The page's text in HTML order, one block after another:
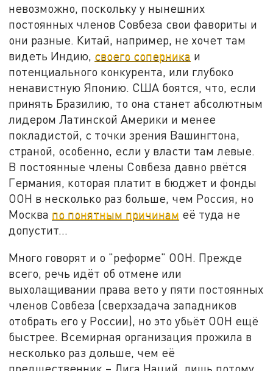
невозможно, поскольку у нынешних
постоянных членов Совбеза свои фавориты и
они разные. Китай, например, не хочет там
видеть Индию, своего соперника и
потенциального конкурента, или глубоко
ненавистную Японию. США боятся, что, если
принять Бразилию, то она станет абсолютным
лидером Латинской Америки и менее
покладистой, с точки зрения Вашингтона,
страной, особенно, если у власти там левые.
В постоянные члены Совбеза давно рвётся
Германия, которая платит в бюджет и фонды
ООН в несколько раз больше, чем Россия, но
Москва по понятным причинам её туда не
допустит…
Много говорят и о "реформе" ООН. Прежде
всего, речь идёт об отмене или
выхолащивании права вето у пяти постоянных
членов Совбеза (сверхзадача западников
отобрать его у России), но это убьёт ООН ещё
быстрее. Всемирная организация прожила в
несколько раз дольше, чем её